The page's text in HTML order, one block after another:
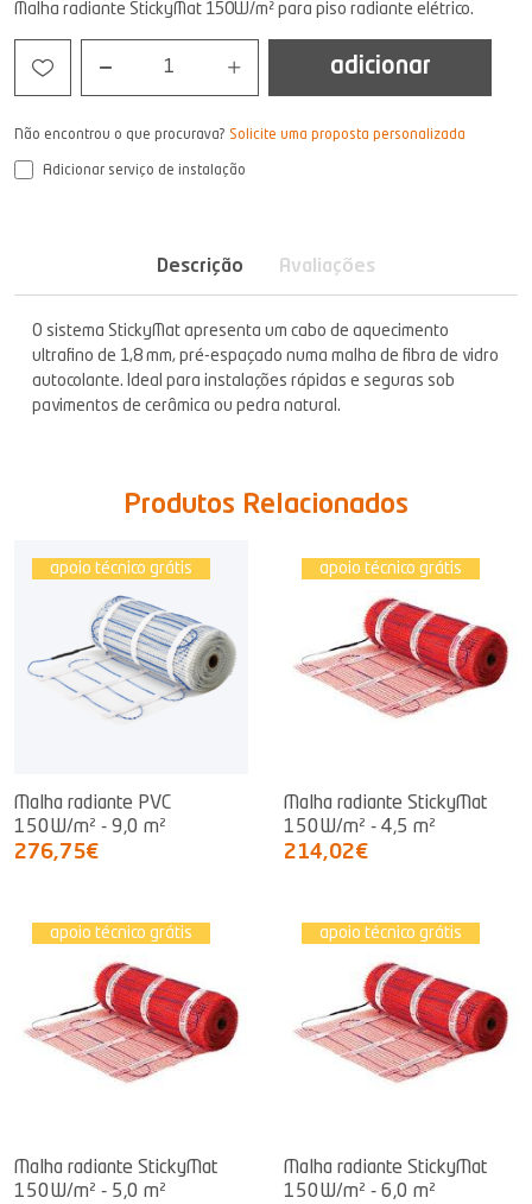
Malha radiante StickyMat 150W/m² para piso radiante elétrico.
1 adicionar
Não encontrou o que procurava? Solicite uma proposta personalizada
Adicionar serviço de instalação
Descrição Avaliações
O sistema StickyMat apresenta um cabo de aquecimento
ultrafino de 1,8 mm, pré-espaçado numa malha de fibra de vidro
autocolante. Ideal para instalações rápidas e seguras sob
pavimentos de cerâmica ou pedra natural.
Produtos Relacionados
apoio técnico grátis
Malha radiante PVC
150W/m² - 9,0 m²
276,75€
apoio técnico grátis
Malha radiante StickyMat
150W/m² - 4,5 m²
214,02€
apoio técnico grátis
Malha radiante StickyMat
150W/m² - 5,0 m²
apoio técnico grátis
Malha radiante StickyMat
150W/m² - 6,0 m²